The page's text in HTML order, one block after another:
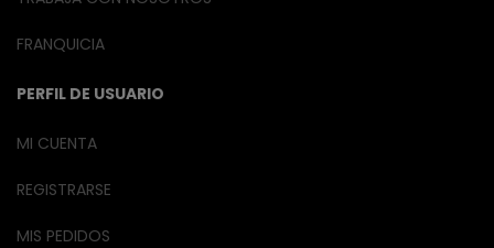
FRANQUICIA
PERFIL DE USUARIO
MI CUENTA
REGISTRARSE
MIS PEDIDOS